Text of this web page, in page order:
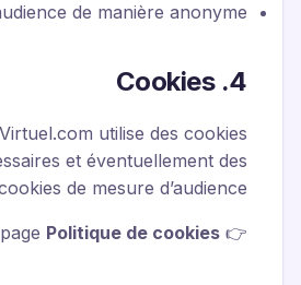
de manière anonyme
4. Cookies
utilise des cookies
et éventuellement des
de mesure d’audience.
👉 Voir la page
Politique de cookies